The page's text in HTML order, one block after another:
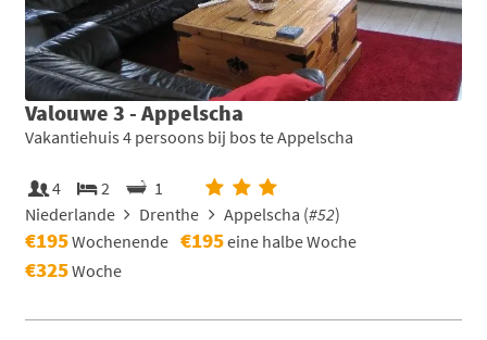
Valouwe 3 - Appelscha
Vakantiehuis 4 persoons bij bos te Appelscha
4 2
1
Niederlande
Drenthe Appelscha (#52)
€195Wochenende €195eine halbe Woche
€325Woche